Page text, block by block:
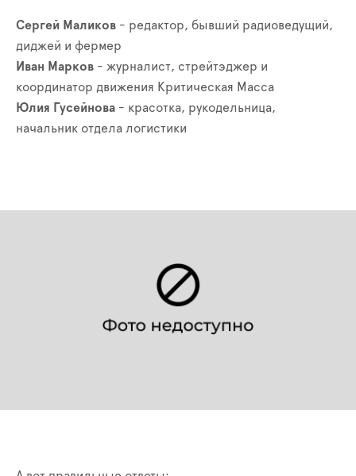
Сергей Маликов - редактор, бывший радиоведущий,
диджей и фермер
Иван Марков - журналист, стрейтэджер и
координатор движения Критическая Масса
Юлия Гусейнова - красотка, рукодельница,
начальник отдела логистики